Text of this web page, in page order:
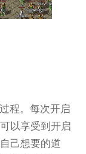
程。每次开启
以享受到开启
己想要的道